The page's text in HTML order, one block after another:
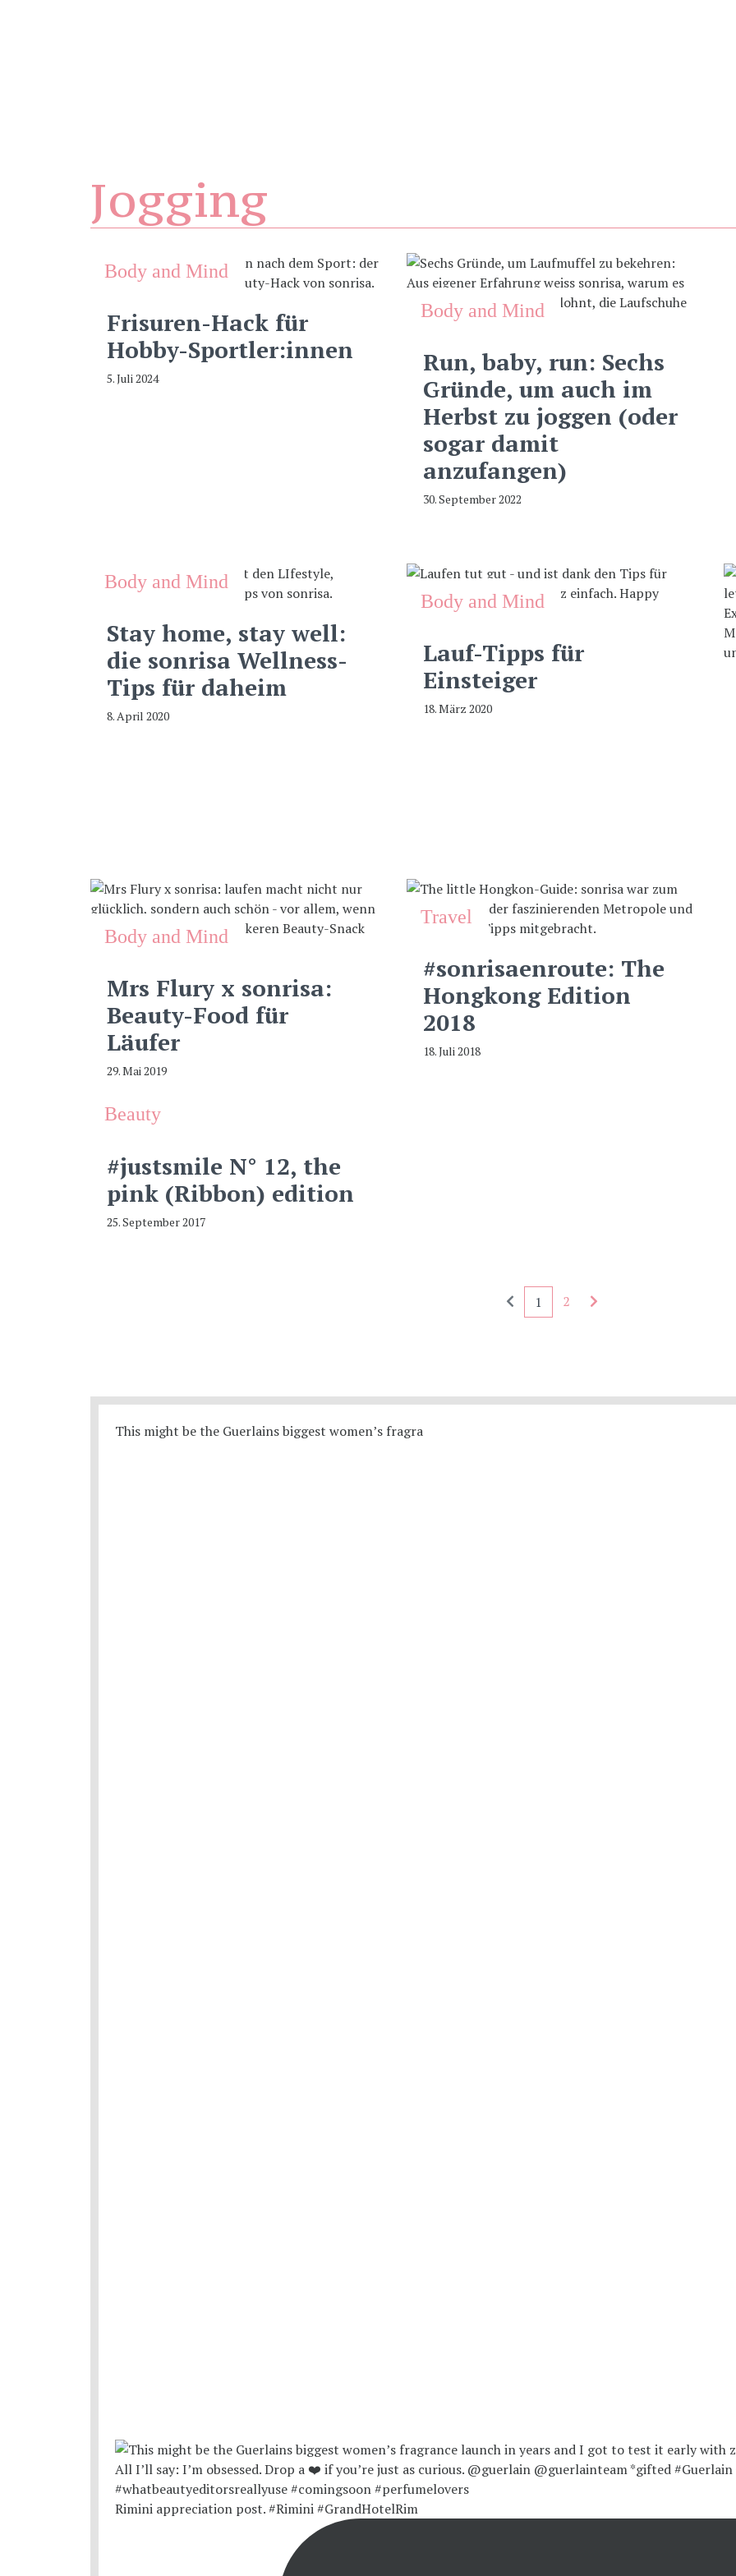
Jogging
Body and Mind
Frisuren-Hack für
Hobby-Sportler:innen
5. Juli 2024
Body and Mind
Run, baby, run: Sechs
Gründe, um auch im
Herbst zu joggen (oder
sogar damit
anzufangen)
30. September 2022
Body and Mind
Stay home, stay well:
die sonrisa Wellness-
Tips für daheim
8. April 2020
Body and Mind
Lauf-Tipps für
Einsteiger
18. März 2020
Body and Mind
Mrs Flury x sonrisa:
Beauty-Food für
Läufer
29. Mai 2019
Travel
#sonrisaenroute: The
Hongkong Edition
2018
18. Juli 2018
Beauty
#justsmile N° 12, the
pink (Ribbon) edition
25. September 2017
Seitennummerierung - rückwärts
1 2
This might be the Guerlains biggest women’s fragra
Rimini appreciation post. #Rimini #GrandHotelRim